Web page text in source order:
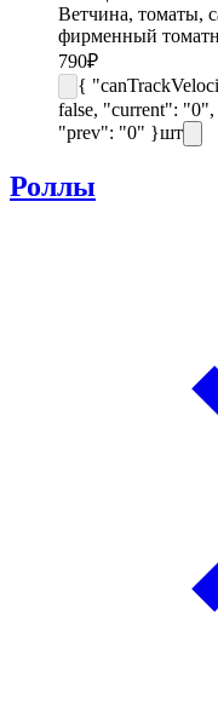
Ветчина, томаты,
фирменный
790₽
{
false, "current":
"prev": "0" }шт
Роллы